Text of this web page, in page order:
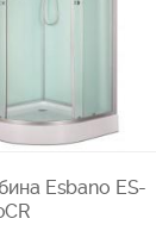
Esbano ES-